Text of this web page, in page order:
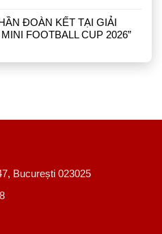
ĐOÀN KẾT TẠI GIẢI
FOOTBALL CUP 2026”
București 023025